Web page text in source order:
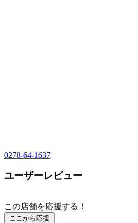
0278-64-1637
ユーザーレビュー
この店舗を応援する！
ここから応援